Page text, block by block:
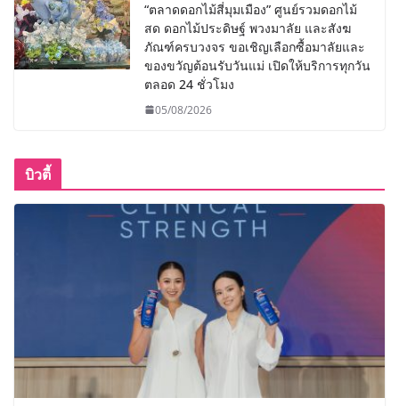
“ตลาดดอกไม้สี่มุมเมือง” ศูนย์รวมดอกไม้
สด ดอกไม้ประดิษฐ์ พวงมาลัย และสังฆ
ภัณฑ์ครบวงจร ขอเชิญเลือกซื้อมาลัยและ
ของขวัญต้อนรับวันแม่ เปิดให้บริการทุกวัน
ตลอด 24 ชั่วโมง
05/08/2026
บิวตี้